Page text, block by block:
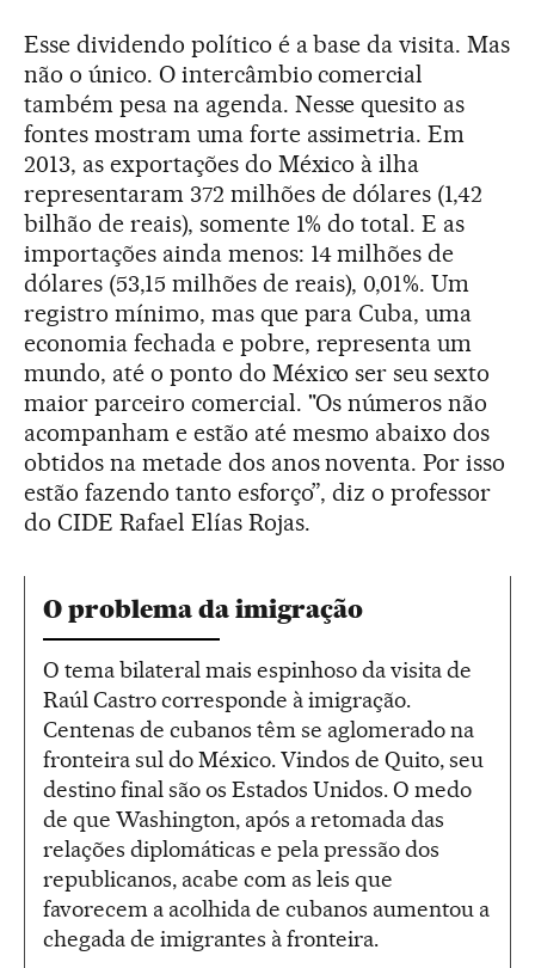
Esse dividendo político é a base da visita. Mas
não o único. O intercâmbio comercial
também pesa na agenda. Nesse quesito as
fontes mostram uma forte assimetria. Em
2013, as exportações do México à ilha
representaram 372 milhões de dólares (1,42
bilhão de reais), somente 1% do total. E as
importações ainda menos: 14 milhões de
dólares (53,15 milhões de reais), 0,01%. Um
registro mínimo, mas que para Cuba, uma
economia fechada e pobre, representa um
mundo, até o ponto do México ser seu sexto
maior parceiro comercial. "Os números não
acompanham e estão até mesmo abaixo dos
obtidos na metade dos anos noventa. Por isso
estão fazendo tanto esforço”, diz o professor
do CIDE Rafael Elías Rojas.
O problema da imigração
O tema bilateral mais espinhoso da visita de
Raúl Castro corresponde à imigração.
Centenas de cubanos têm se aglomerado na
fronteira sul do México. Vindos de Quito, seu
destino final são os Estados Unidos. O medo
de que Washington, após a retomada das
relações diplomáticas e pela pressão dos
republicanos, acabe com as leis que
favorecem a acolhida de cubanos aumentou a
chegada de imigrantes à fronteira.